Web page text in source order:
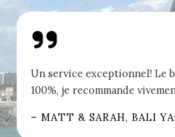
Un service exceptionnel! Le
100%, je recommande
– MATT & SARAH, BALI